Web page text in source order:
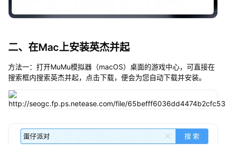
二、在Mac上安装英杰并起
方法一：打开MuMu模拟器（macOS）桌面的游戏中心，可直接在
搜索框内搜索英杰并起，点击下载，便会为您自动下载并安装。